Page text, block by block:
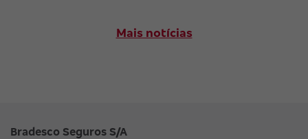
Mais notícias
Bradesco Seguros S/A